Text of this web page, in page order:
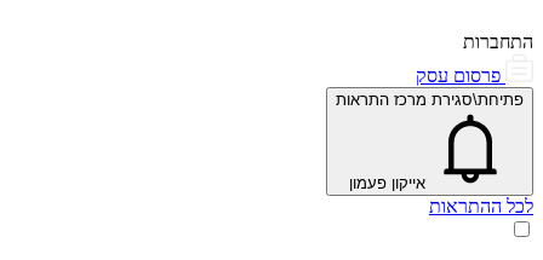
התחברות
פרסום עסק
פתיחת\סגירת מרכז התראות
אייקון פעמון
לכל ההתראות